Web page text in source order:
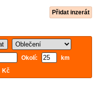
Přidat inzerát
Okolí:
km
Kč